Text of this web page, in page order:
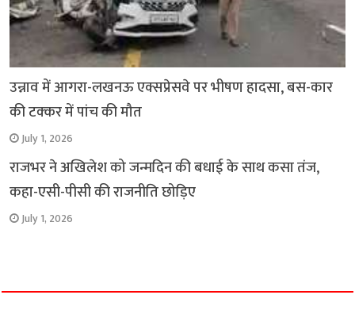
उन्नाव में आगरा-लखनऊ एक्सप्रेसवे पर भीषण हादसा, बस-कार
की टक्कर में पांच की मौत
July 1, 2026
राजभर ने अखिलेश को जन्मदिन की बधाई के साथ कसा तंज,
कहा-एसी-पीसी की राजनीति छोड़िए
July 1, 2026